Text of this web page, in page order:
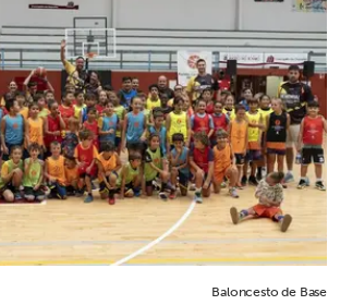
Baloncesto de Base